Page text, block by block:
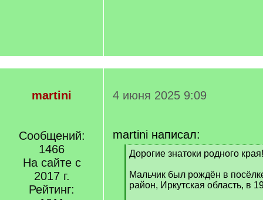
martini
Сообщений:
1466
На сайте с
2017 г.
Рейтинг:
4 июня 2025 9:09
martini написал:
[
]
Дорогие знатоки родного края!
Мальчик был рождён в
район, Иркутская область, в